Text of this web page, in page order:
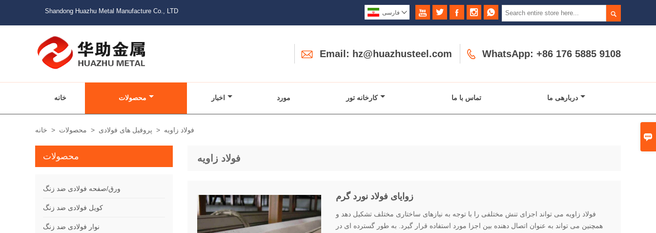

Shandong Huazhu Metal Manufacture Co., LTD 
     فارسی 
 Email: hz@huazhusteel.com  WhatsApp: +86 176 5885 9108
خانه محصولات اخبار مورد کارخانه تور تماس با ما دربارهی ما
خانه > محصولات > پروفیل های فولادی > فولاد زاویه
فولاد زاویه
زوایای فولاد نورد گرم
فولاد زاویه می تواند اجزای تنش مختلفی را با توجه به نیازهای ساختاری مختلف تشکیل دهد و
همچنین می تواند به عنوان اتصال دهنده بین اجزا مورد استفاده قرار گیرد. به طور گسترده ای در
محصولات
ورق/صفحه فولادی ضد زنگ
کویل فولادی ضد زنگ
نوار فولادی ضد زنگ